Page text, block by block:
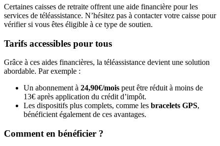
Certaines caisses de retraite offrent une aide financière pour les
services de téléassistance. N’hésitez pas à contacter votre caisse pour
vérifier si vous êtes éligible à ce type de soutien.
Tarifs accessibles pour tous
Grâce à ces aides financières, la téléassistance devient une solution
abordable. Par exemple :
Un abonnement à 24,90€/mois peut être réduit à moins de
13€ après application du crédit d’impôt.
Les dispositifs plus complets, comme les bracelets GPS,
bénéficient également de ces avantages.
Comment en bénéficier ?